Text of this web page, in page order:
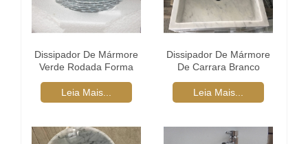
Dissipador De Mármore
Verde Rodada Forma
Pedra Pia
Leia Mais...
Dissipador De Mármore
De Carrara Branco
Leia Mais...